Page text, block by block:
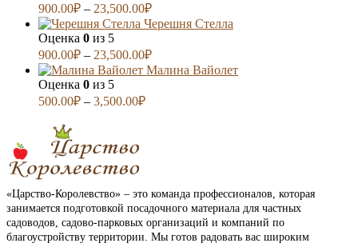
900.00₽ – 23,500.00₽
Черешня Стелла
Оценка 0 из 5
900.00₽ – 23,500.00₽
Малина Вайолет
Оценка 0 из 5
500.00₽ – 3,500.00₽
«Царство-Королевство» – это команда профессионалов, которая
занимается подготовкой посадочного материала для частных
садоводов, садово-парковых организаций и компаний по
благоустройству территории. Мы готов радовать вас широким